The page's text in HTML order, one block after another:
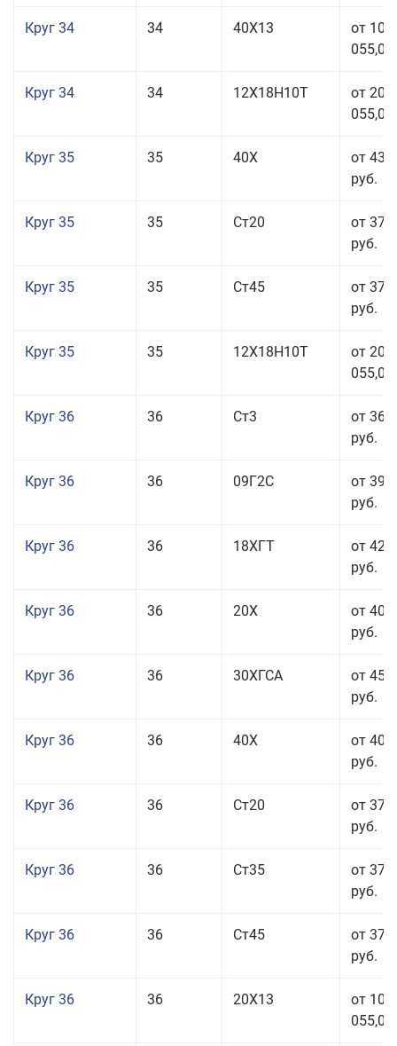
Круг 34 34 40Х13
от 101
055,00
Круг 34 34 12Х18Н10Т
от 208
055,00
Круг 35 35 40Х
от 43
руб.
Круг 35 35 Ст20
от 37
руб.
Круг 35 35 Ст45
от 37
руб.
Круг 35 35 12Х18Н10Т
от 208
055,00
Круг 36 36 Ст3
от 36
руб.
Круг 36 36 09Г2С
от 39
руб.
Круг 36 36 18ХГТ
от 42
руб.
Круг 36 36 20Х
от 40
руб.
Круг 36 36 30ХГСА
от 45
руб.
Круг 36 36 40Х
от 40
руб.
Круг 36 36 Ст20
от 37
руб.
Круг 36 36 Ст35
от 37
руб.
Круг 36 36 Ст45
от 37
руб.
Круг 36 36 20Х13
от 101
055,00